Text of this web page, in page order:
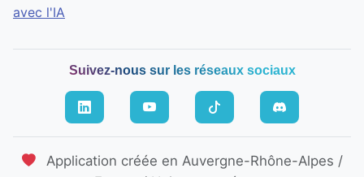
avec l'IA
Suivez-nous sur les réseaux sociaux
Application créée en Auvergne-Rhône-Alpes /